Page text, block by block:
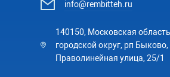
info@rembitteh.ru
140150, Московская
городской округ, рп Быково,
Праволинейная улица, 25/1